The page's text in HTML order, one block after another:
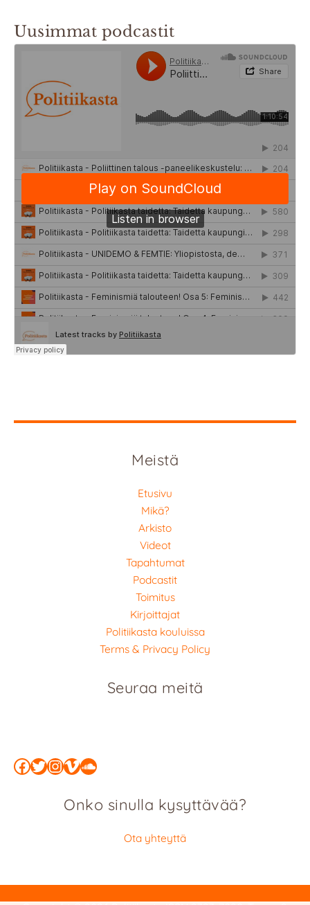
Uusimmat podcastit
Meistä
Etusivu
Mikä?
Arkisto
Videot
Tapahtumat
Podcastit
Toimitus
Kirjoittajat
Politiikasta kouluissa
Terms & Privacy Policy
Seuraa meitä
Facebook
Twitter
Instagram
Vimeo
SoundCloud
Onko sinulla kysyttävää?
Ota yhteyttä